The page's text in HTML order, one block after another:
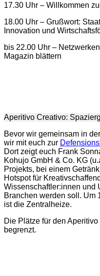
17.30 Uhr – Willkommen
18.00 Uhr – Grußwort:
Innovation und
bis 22.00 Uhr –
Magazin blättern
Aperitivo Creativo:
Bevor wir gemeinsam in
wir mit euch zur
Dort zeigt euch Frank
Kohujo GmbH & Co. KG
Projekts, bei einem
Hotspot für
Wissenschaftler:innen und
Branchen werden soll. Um
ist die Zentralheize.
Die Plätze für den
begrenzt.